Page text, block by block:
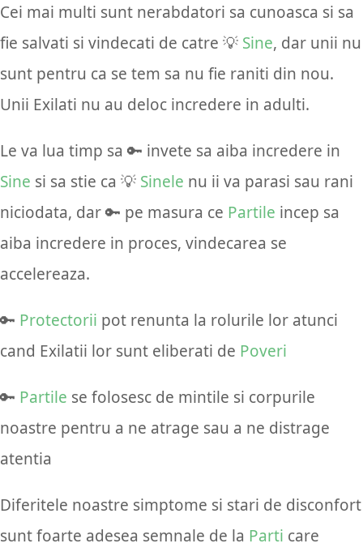
Cei mai multi sunt nerabdatori sa cunoasca si sa
fie salvati si vindecati de catre 💡 Sine, dar unii nu
sunt pentru ca se tem sa nu fie raniti din nou.
Unii Exilati nu au deloc incredere in adulti.
Le va lua timp sa 🔑 invete sa aiba incredere in
Sine si sa stie ca 💡 Sinele nu ii va parasi sau rani
niciodata, dar 🔑 pe masura ce Partile incep sa
aiba incredere in proces, vindecarea se
accelereaza.
🔑 Protectorii pot renunta la rolurile lor atunci
cand Exilatii lor sunt eliberati de Poveri
🔑 Partile se folosesc de mintile si corpurile
noastre pentru a ne atrage sau a ne distrage
atentia
Diferitele noastre simptome si stari de disconfort
sunt foarte adesea semnale de la Parti care